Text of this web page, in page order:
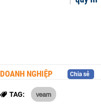
DOANH NGHIỆP Chia sẻ
TAG: veam